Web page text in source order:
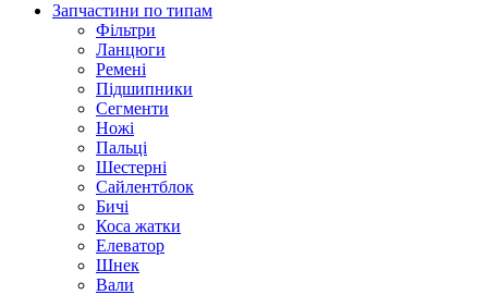
Запчастини по типам
Фільтри
Ланцюги
Ремені
Підшипники
Сегменти
Ножі
Пальці
Шестерні
Сайлентблок
Бичі
Коса жатки
Елеватор
Шнек
Вали